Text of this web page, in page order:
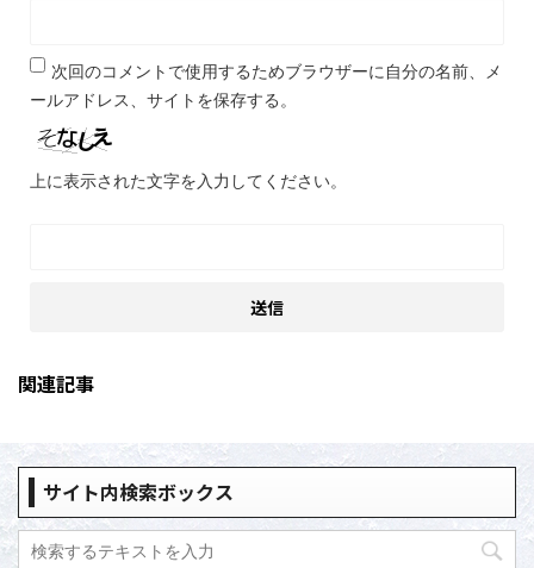
次回のコメントで使用するためブラウザーに自分の名前、メ
ールアドレス、サイトを保存する。
上に表示された文字を入力してください。
関連記事
サイト内検索ボックス